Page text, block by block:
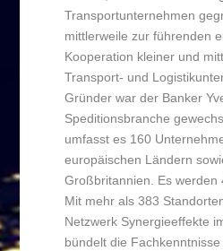
Transportunternehmen
mittlerweile zur führenden
Kooperation kleiner und
Transport- und
Gründer war der Banker
Speditionsbranche
umfasst es 160
europäischen Ländern
Großbritannien. Es werden
Mit mehr als 383
Netzwerk Synergieeffekte
bündelt die